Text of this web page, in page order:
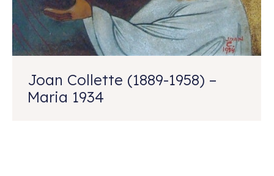
Joan Collette (1889-1958) –
Maria 1934